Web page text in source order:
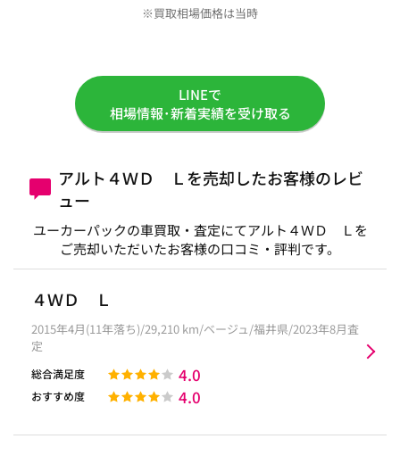
※買取相場価格は当時
LINEで
相場情報･新着実績を受け取る
アルト４ＷＤ Ｌを売却したお客様のレビ
ュー
ユーカーパックの車買取・査定にてアルト４ＷＤ Ｌを
ご売却いただいたお客様の口コミ・評判です。
４ＷＤ Ｌ
2015年4月(11年落ち)/29,210 km/ベージュ/福井県/2023年8月査
定
総合満足度 4.0
おすすめ度 4.0